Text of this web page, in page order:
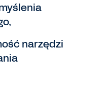
narzędzi